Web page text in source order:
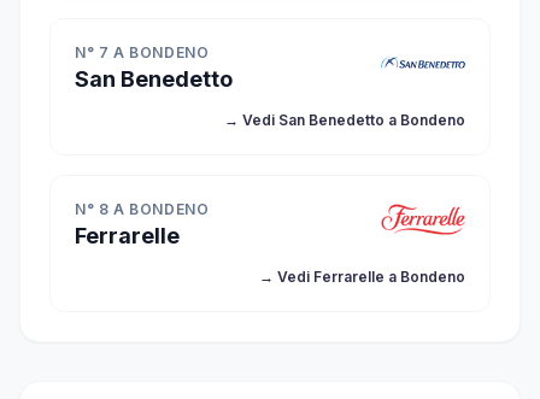
N° 7 A BONDENO
San Benedetto
→ Vedi San Benedetto a Bondeno
N° 8 A BONDENO
Ferrarelle
→ Vedi Ferrarelle a Bondeno